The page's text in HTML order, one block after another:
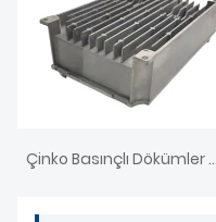
Çinko Basınçlı Dökümler 3D Çiziminiz Olarak Yapabiliriz